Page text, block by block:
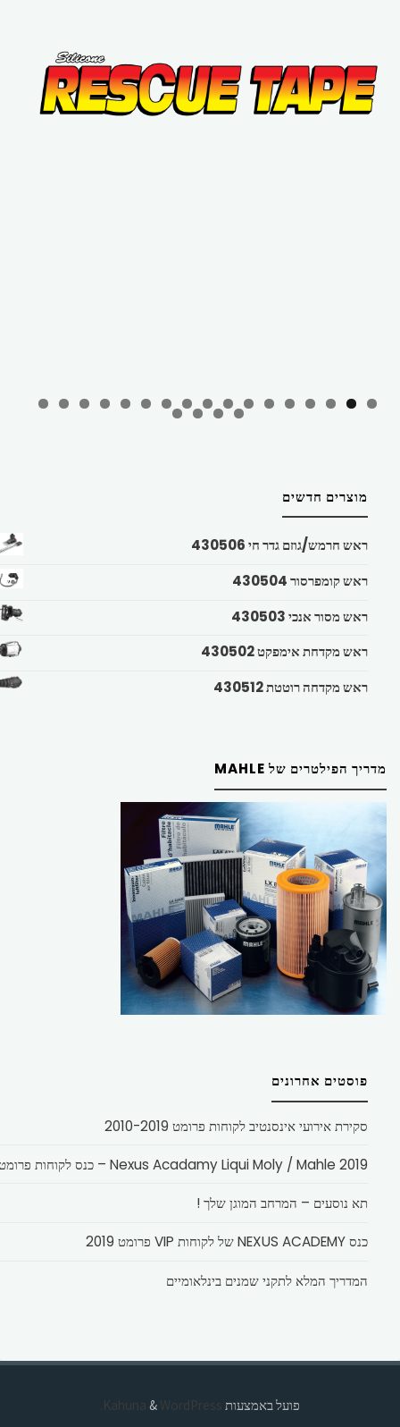
מוצרים חדשים
ראש חרמש/גוזם גדר חי 430506
ראש קומפרסור 430504
ראש מסור אנכי 430503
ראש מקדחת אימפקט 430502
ראש מקדחה רוטטת 430512
מדריך הפילטרים של MAHLE
פוסטים אחרונים
סקירת אירועי אינסנטיב לקוחות פרומט 2010-2019
Nexus Acadamy Liqui Moly / Mahle 2019 – כנס לקוחות פרומט
תא נוסעים – המרחב המוגן שלך !
כנס NEXUS ACADEMY של לקוחות VIP פרומט 2019
המדריך המלא לתקני שמנים בינלאומיים
פועל באמצעות & WordPress.